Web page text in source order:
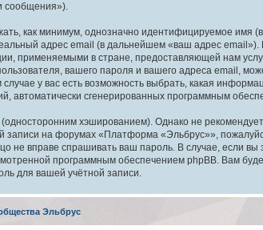
сообщения»).
как минимум, однозначно идентифицируемое
адрес email (в дальнейшем «ваш адрес
применяемыми в стране, предоставляющей нам
вашего пароля и вашего адреса email,
у вас есть возможность выбрать, какая
автоматически сгенерированных программным
хэшированием). Однако не
записи на форумах «Платформа «Эльбрус»»,
не вправе спрашивать ваш пароль. В случае, если
программным обеспечением phpBB. Вам
для вашей учётной записи.
Эльбрус